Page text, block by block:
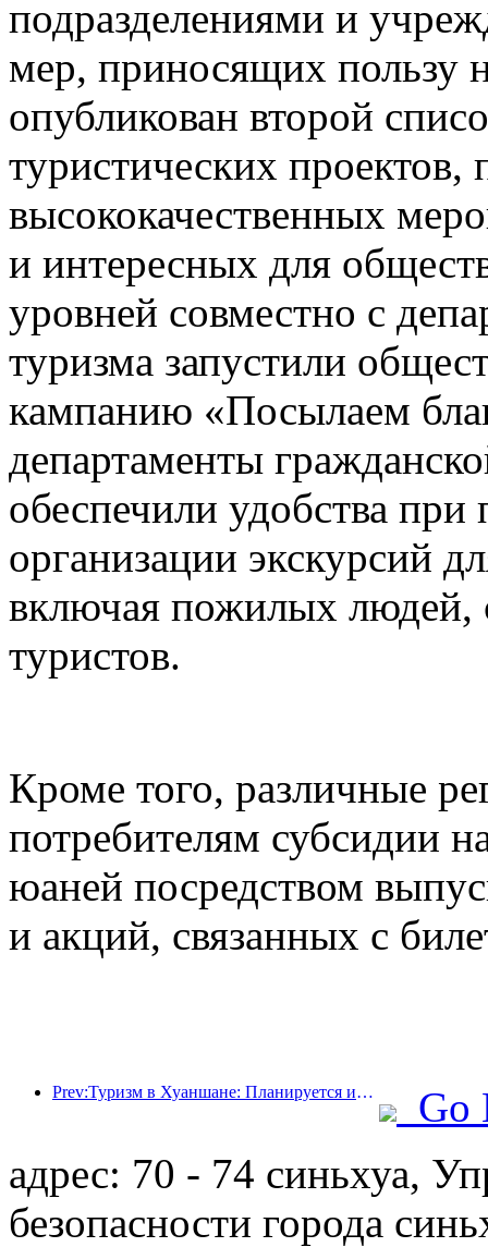
подразделениями и
мер, приносящих пользу
опубликован второй
туристических
высококачественных
и интересных для
уровней совместно с
туризма запустили
кампанию «Посылаем
департаменты
обеспечили удобства при
организации экскурсий
включая пожилых людей,
туристов.
Кроме того, различные
потребителям субсидии
юаней посредством
и акций, связанных с
Prev:Туризм в Хуаншане: Планируется инвестировать 530 миллионов юаней в реконструкцию отелей.
Go
адрес: 70 - 74 синьхуа,
безопасности города